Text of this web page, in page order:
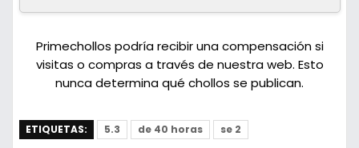
Primechollos podría recibir una compensación si
visitas o compras a través de nuestra web. Esto
nunca determina qué chollos se publican.
ETIQUETAS: 5.3 de 40 horas se 2